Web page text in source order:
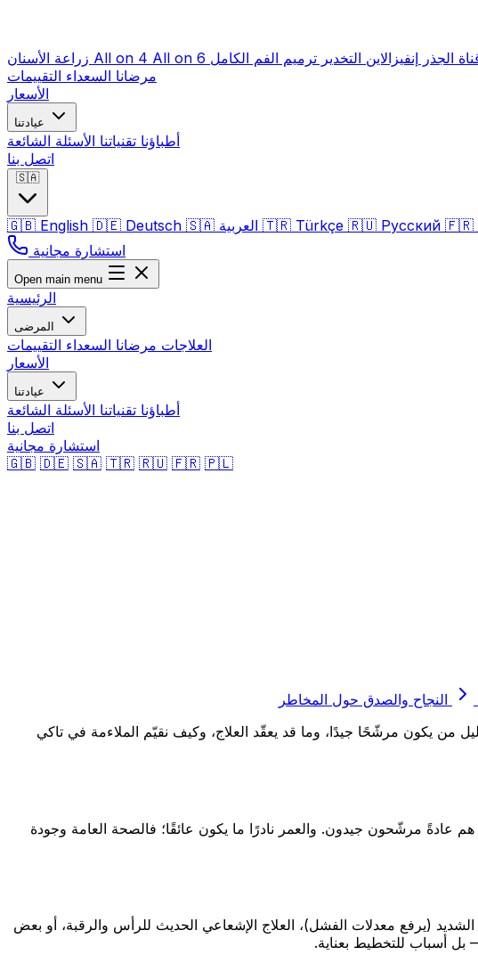
All on 4 All on 6 الجذر إنفيزالاين التخدير ترميم الفم الكامل
مرضانا السعداء التقييمات
الأسعار
أطباؤنا تقنياتنا الأسئلة الشائعة
اتصل بنا
🇸🇦
🇬🇧 English 🇩🇪 Deutsch 🇸🇦 🇹🇷 Türkçe 🇷🇺 Русский 🇫🇷
استشارة مجانية
Open main menu
الرئيسية
العلاجات مرضانا السعداء التقييمات
الأسعار
أطباؤنا تقنياتنا الأسئلة الشائعة
اتصل بنا
استشارة مجانية
🇬🇧 🇩🇪 🇸🇦 🇹🇷 🇷🇺 🇫🇷 🇵🇱
النجاح والصدق حول المخاطر
من يكون مرشّحًا جيدًا، وما قد يعقّد العلاج، وكيف نقيّم الملاءمة في تاكي
عادةً مرشّحون جيدون. والعمر نادرًا ما يكون عائقًا؛ فالصحة العامة وجودة
(يرفع معدلات الفشل)، العلاج الإشعاعي الحديث للرأس والرقبة، أو بعض
أسباب للتخطيط بعناية.